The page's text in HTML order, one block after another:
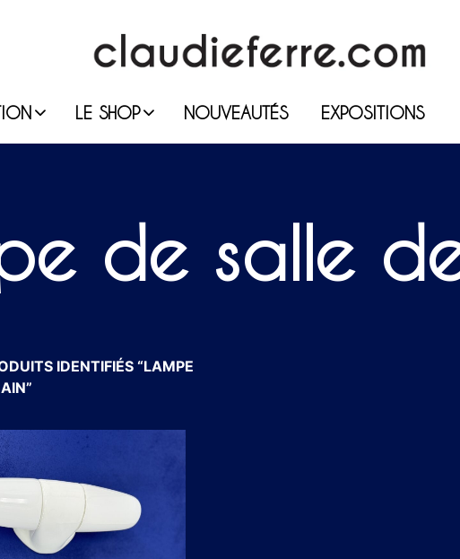
LE SHOP NOUVEAUTÉS EXPOSITIONS
de salle
IDENTIFIÉS “LAMPE